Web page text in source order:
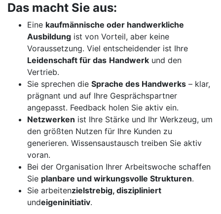
Das macht Sie aus:
Eine kaufmännische oder handwerkliche
Ausbildung ist von Vorteil, aber keine
Voraussetzung. Viel entscheidender ist Ihre
Leidenschaft für das Handwerk und den
Vertrieb.
Sie sprechen die Sprache des Handwerks – klar,
prägnant und auf Ihre Gesprächspartner
angepasst. Feedback holen Sie aktiv ein.
Netzwerken ist Ihre Stärke und Ihr Werkzeug, um
den größten Nutzen für Ihre Kunden zu
generieren. Wissensaustausch treiben Sie aktiv
voran.
Bei der Organisation Ihrer Arbeitswoche schaffen
Sie planbare und wirkungsvolle Strukturen.
Sie arbeitenzielstrebig, diszipliniert
undeigeninitiativ.